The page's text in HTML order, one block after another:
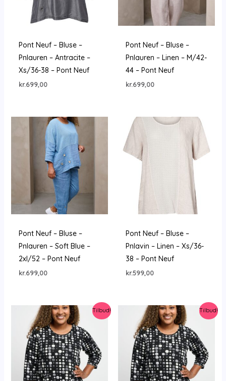
Pont Neuf – Bluse –
Pnlauren – Antracite –
Xs/36-38 – Pont Neuf
kr.699,00
Pont Neuf – Bluse –
Pnlauren – Linen – M/42-
44 – Pont Neuf
kr.699,00
Pont Neuf – Bluse –
Pnlauren – Soft Blue –
2xl/52 – Pont Neuf
kr.699,00
Pont Neuf – Bluse –
Pnlavin – Linen – Xs/36-
38 – Pont Neuf
kr.599,00
Tilbud! Tilbud!